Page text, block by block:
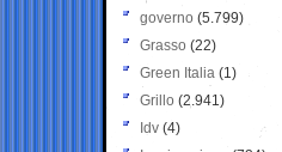
governo (5.799)
Grasso (22)
Green Italia (1)
Grillo (2.941)
Idv (4)